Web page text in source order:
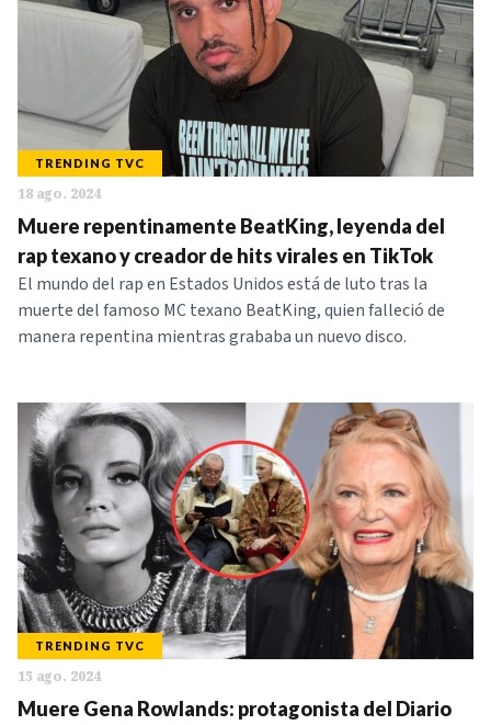
TRENDING TVC
18 ago. 2024
Muere repentinamente BeatKing, leyenda del
rap texano y creador de hits virales en TikTok
El mundo del rap en Estados Unidos está de luto tras la
muerte del famoso MC texano BeatKing, quien falleció de
manera repentina mientras grababa un nuevo disco.
TRENDING TVC
15 ago. 2024
Muere Gena Rowlands: protagonista del Diario